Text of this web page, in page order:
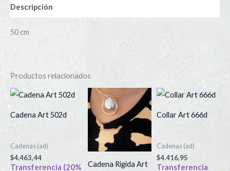
Descripción
50 cm
Productos relacionados
Cadena Art 502d
Cadenas (ad)
$4.463,44
Transferencia (20%
Este
producto
tiene
múltiples
variantes.
Las
Cadena Rigida Art
Collar Art 666d
Cadenas (ad)
$4.416,95
Transferencia